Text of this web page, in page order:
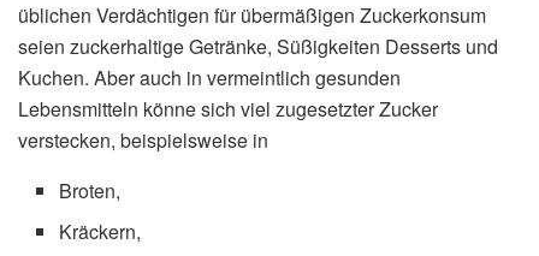
üblichen Verdächtigen für übermäßigen Zuckerkonsum
seien zuckerhaltige Getränke, Süßigkeiten Desserts und
Kuchen. Aber auch in vermeintlich gesunden
Lebensmitteln könne sich viel zugesetzter Zucker
verstecken, beispielsweise in
Broten,
Kräckern,